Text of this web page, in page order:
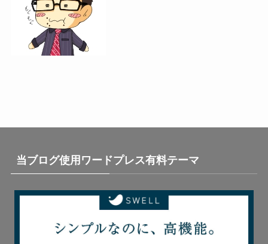
当ブログ使用ワードプレス有料テーマ